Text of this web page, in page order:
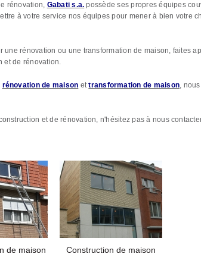
rénovation, Gabati s.a. possède ses propres équipes
à votre service nos équipes pour mener à bien votre
rénovation ou une transformation de maison, faites
et de rénovation.
rénovation de maison ettransformation de maison,
et de rénovation, n'hésitez pas à nous
de maison Construction de maison